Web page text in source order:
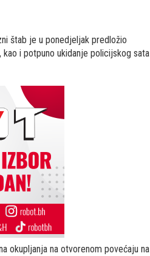
štab je u ponedjeljak predložio
i potpuno ukidanje policijskog
okupljanja na otvorenom povećaju